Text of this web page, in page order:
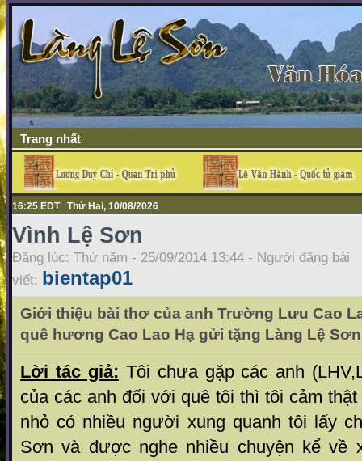
Trang nhất
16:25 EDT Thứ Hai, 10/08/2026
Vình Lệ Sơn
Đăng lúc: Thứ năm - 25/09/2014 13:44 - Người đăng bài
viết: bientap01
Giới thiệu bài thơ của anh Trường Lưu Cao
quê hương Cao Lao Hạ gửi tặng Làng Lệ Sơn
Lời tác giả: Tôi chưa gặp các anh
của các anh đối với quê tôi thì tôi cảm
nhỏ có nhiều người xung quanh tôi lấy
Sơn và được nghe nhiều chuyện kể về